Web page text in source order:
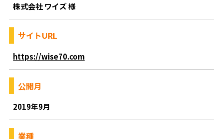
株式会社 ワイズ 様
サイトURL
https://wise70.com
公開月
2019年9月
業種